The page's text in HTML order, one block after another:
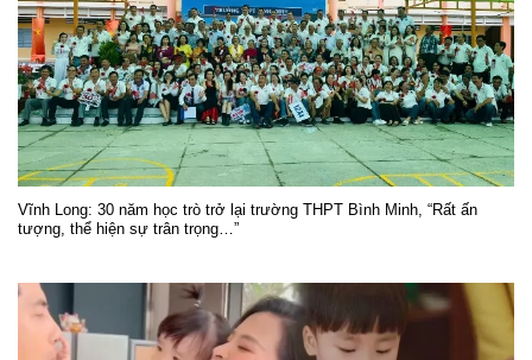
Vĩnh Long: 30 năm học trò trở lại trường THPT Bình Minh, “Rất ấn
tượng, thể hiện sự trân trọng…”